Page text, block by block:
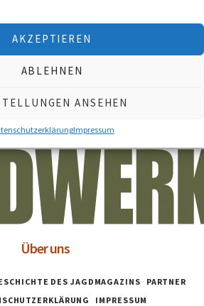
AKZEPTIEREN
ABLEHNEN
ANSEHEN
Impressum
Über uns
DES JAGDMAGAZINS
PARTNER
IMPRESSUM